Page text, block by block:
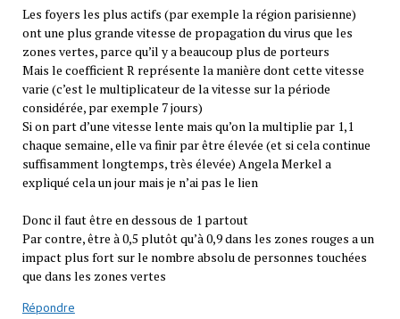
Les foyers les plus actifs (par exemple la région parisienne)
ont une plus grande vitesse de propagation du virus que les
zones vertes, parce qu’il y a beaucoup plus de porteurs
Mais le coefficient R représente la manière dont cette vitesse
varie (c’est le multiplicateur de la vitesse sur la période
considérée, par exemple 7 jours)
Si on part d’une vitesse lente mais qu’on la multiplie par 1,1
chaque semaine, elle va finir par être élevée (et si cela continue
suffisamment longtemps, très élevée) Angela Merkel a
expliqué cela un jour mais je n’ai pas le lien
Donc il faut être en dessous de 1 partout
Par contre, être à 0,5 plutôt qu’à 0,9 dans les zones rouges a un
impact plus fort sur le nombre absolu de personnes touchées
que dans les zones vertes
Répondre